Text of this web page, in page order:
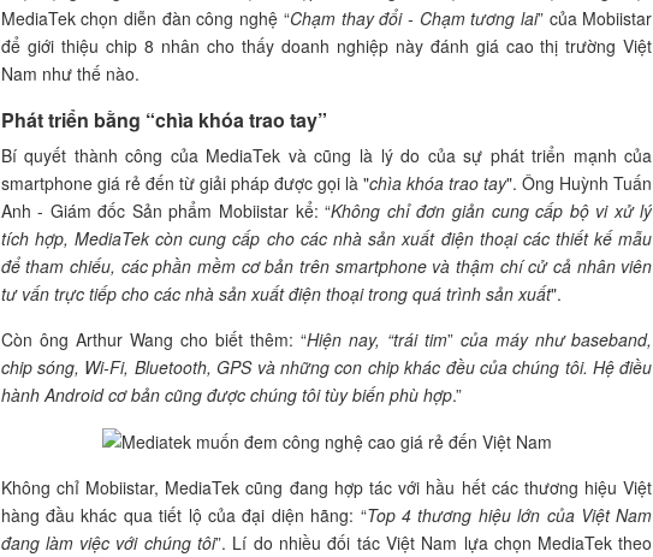
MediaTek chọn diễn đàn công nghệ “Chạm thay đổi - Chạm tương lai” của Mobiistar
để giới thiệu chip 8 nhân cho thấy doanh nghiệp này đánh giá cao thị trường Việt
Nam như thế nào.
Phát triển bằng “chìa khóa trao tay”
Bí quyết thành công của MediaTek và cũng là lý do của sự phát triển mạnh của
smartphone giá rẻ đến từ giải pháp được gọi là "chìa khóa trao tay". Ông Huỳnh Tuấn
Anh - Giám đốc Sản phẩm Mobiistar kể: “Không chỉ đơn giản cung cấp bộ vi xử lý
tích hợp, MediaTek còn cung cấp cho các nhà sản xuất điện thoại các thiết kế mẫu
để tham chiếu, các phần mềm cơ bản trên smartphone và thậm chí cử cả nhân viên
tư vấn trực tiếp cho các nhà sản xuất điện thoại trong quá trình sản xuất".
Còn ông Arthur Wang cho biết thêm: “Hiện nay, “trái tim” của máy như baseband,
chip sóng, Wi-Fi, Bluetooth, GPS và những con chip khác đều của chúng tôi. Hệ điều
hành Android cơ bản cũng được chúng tôi tùy biến phù hợp.”
Không chỉ Mobiistar, MediaTek cũng đang hợp tác với hầu hết các thương hiệu Việt
hàng đầu khác qua tiết lộ của đại diện hãng: “Top 4 thương hiệu lớn của Việt Nam
đang làm việc với chúng tôi”. Lí do nhiều đối tác Việt Nam lựa chọn MediaTek theo